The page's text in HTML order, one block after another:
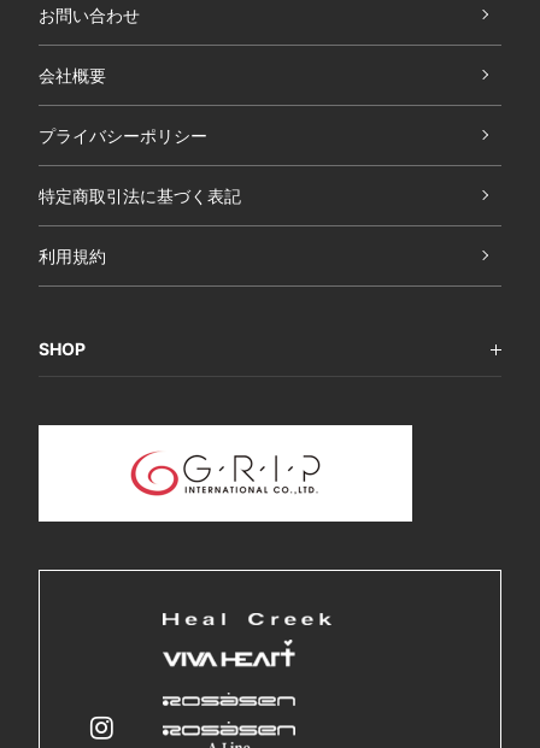
お問い合わせ
会社概要
プライバシーポリシー
特定商取引法に基づく表記
利用規約
SHOP